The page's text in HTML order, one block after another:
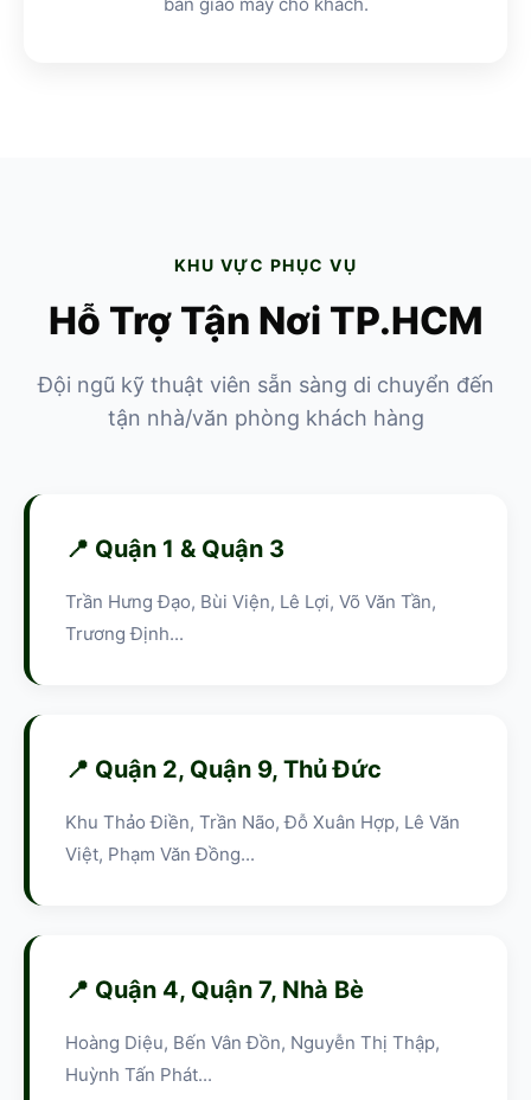
KHU VỰC PHỤC VỤ
Hỗ Trợ Tận Nơi TP.HCM
Đội ngũ kỹ thuật viên sẵn sàng di chuyển đến
tận nhà/văn phòng khách hàng
📍 Quận 1 & Quận 3
Trần Hưng Đạo, Bùi Viện, Lê Lợi, Võ Văn Tần,
Trương Định...
📍 Quận 2, Quận 9, Thủ Đức
Khu Thảo Điền, Trần Não, Đỗ Xuân Hợp, Lê Văn
Việt, Phạm Văn Đồng...
📍 Quận 4, Quận 7, Nhà Bè
Hoàng Diệu, Bến Vân Đồn, Nguyễn Thị Thập,
Huỳnh Tấn Phát...